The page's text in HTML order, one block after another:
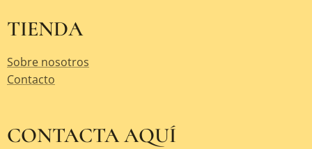
TIENDA
Sobre nosotros
Contacto
CONTACTA AQUÍ